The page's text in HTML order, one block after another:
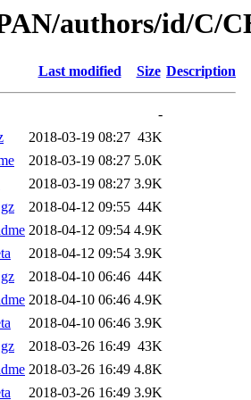
authors/id/C/
Last modified Size Description
-
2018-03-19 08:27 43K
2018-03-19 08:27 5.0K
2018-03-19 08:27 3.9K
2018-04-12 09:55 44K
2018-04-12 09:54 4.9K
2018-04-12 09:54 3.9K
2018-04-10 06:46 44K
2018-04-10 06:46 4.9K
2018-04-10 06:46 3.9K
2018-03-26 16:49 43K
2018-03-26 16:49 4.8K
2018-03-26 16:49 3.9K